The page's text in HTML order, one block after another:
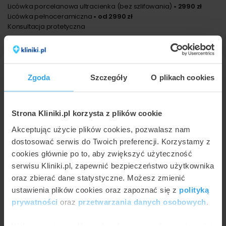
Zgoda Szczegóły O plikach cookies
Strona Kliniki.pl korzysta z plików cookie
Akceptując użycie plików cookies, pozwalasz nam
dostosować serwis do Twoich preferencji. Korzystamy z
cookies głównie po to, aby zwiększyć użyteczność
serwisu Kliniki.pl, zapewnić bezpieczeństwo użytkownika
oraz zbierać dane statystyczne. Możesz zmienić
ustawienia plików cookies oraz zapoznać się z polityką
prywatności oraz przetwarzania danych osobowych
Licówka porcelanowa ultracienka (bez szlifowania) • 2990 zł
Licówka pełnoceramiczna • od 2990 zł
Konsultacja protetyczna
Licówki Gliwice - cena
procedurą licówki w Gliwicach na podstawie
cenników z 8 placówek. Najniższa cena to 500 zł
za licówka kompozytowa natomiast najwyższa
cena w Gliwicach wynosi do 2674 zł (licówka
porcelanowa).
Ile kosztuje licówki w Gliwicach?